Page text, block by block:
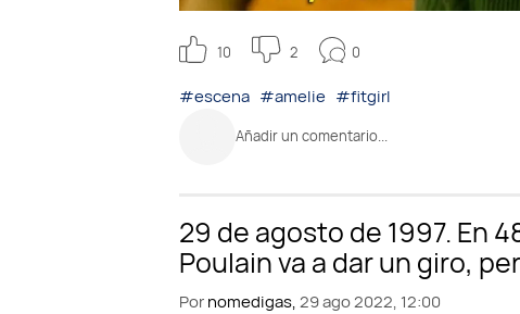
10 2 0
#escena #amelie #fitgirl
Añadir un comentario...
Pornomedigas,29 ago 2022, 12:00